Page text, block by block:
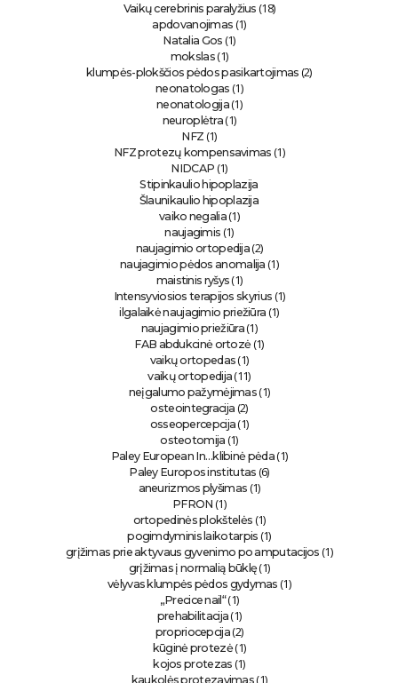
Vaikų cerebrinis paralyžius (18)
apdovanojimas (1)
Natalia Gos (1)
mokslas(1)
klumpės-plokščios pėdos pasikartojimas (2)
neonatologas (1)
neonatologija(1)
neuroplėtra (1)
NFZ (1)
NFZ protezų kompensavimas (1)
NIDCAP (1)
Stipinkaulio hipoplazija
Šlaunikaulio hipoplazija
vaiko negalia(1)
naujagimis (1)
naujagimio ortopedija (2)
naujagimio pėdos anomalija (1)
maistinis ryšys (1)
Intensyviosios terapijos skyrius (1)
ilgalaikė naujagimio priežiūra (1)
naujagimio priežiūra(1)
FAB abdukcinė ortozė(1)
vaikų ortopedas (1)
vaikų ortopedija (11)
neįgalumo pažymėjimas (1)
osteointegracija (2)
osseopercepcija (1)
osteotomija (1)
Paley European In…klibinė pėda(1)
Paley Europos institutas (6)
aneurizmos plyšimas (1)
PFRON (1)
ortopedinės plokštelės (1)
pogimdyminis laikotarpis (1)
grįžimas prie aktyvaus gyvenimo po amputacijos (1)
grįžimas į normalią būklę(1)
vėlyvas klumpės pėdos gydymas (1)
„Precice nail“(1)
prehabilitacija (1)
propriocepcija (2)
kūginė protezė(1)
kojos protezas (1)
kaukolės protezavimas (1)